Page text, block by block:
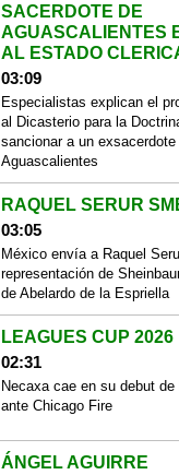
SACERDOTE DE
AGUASCALIENTES
AL ESTADO
03:09
Especialistas explican el
al Dicasterio para la
sancionar a un exsacerdote
Aguascalientes
RAQUEL SERUR
03:05
México envía a Raquel
representación de
de Abelardo de la Espriella
LEAGUES CUP 2026
02:31
Necaxa cae en su debut
ante Chicago Fire
ÁNGEL AGUIRRE